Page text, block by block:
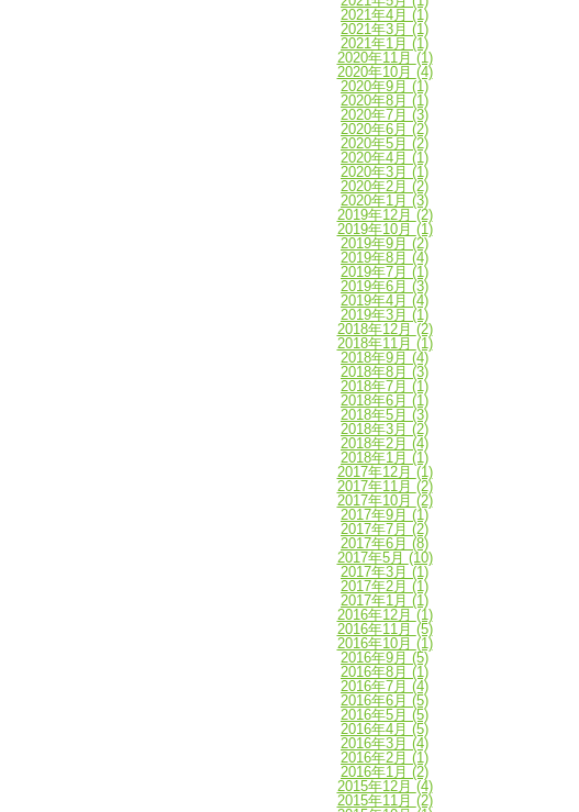
2021年4月 (1)
2021年3月 (1)
2021年1月 (1)
2020年11月 (1)
2020年10月 (4)
2020年9月 (1)
2020年8月 (1)
2020年7月 (3)
2020年6月 (2)
2020年5月 (2)
2020年4月 (1)
2020年3月 (1)
2020年2月 (2)
2020年1月 (3)
2019年12月 (2)
2019年10月 (1)
2019年9月 (2)
2019年8月 (4)
2019年7月 (1)
2019年6月 (3)
2019年4月 (4)
2019年3月 (1)
2018年12月 (2)
2018年11月 (1)
2018年9月 (4)
2018年8月 (3)
2018年7月 (1)
2018年6月 (1)
2018年5月 (3)
2018年3月 (2)
2018年2月 (4)
2018年1月 (1)
2017年12月 (1)
2017年11月 (2)
2017年10月 (2)
2017年9月 (1)
2017年7月 (2)
2017年6月 (8)
2017年5月 (10)
2017年3月 (1)
2017年2月 (1)
2017年1月 (1)
2016年12月 (1)
2016年11月 (5)
2016年10月 (1)
2016年9月 (5)
2016年8月 (1)
2016年7月 (4)
2016年6月 (5)
2016年5月 (5)
2016年4月 (5)
2016年3月 (4)
2016年2月 (1)
2016年1月 (2)
2015年12月 (4)
2015年11月 (2)